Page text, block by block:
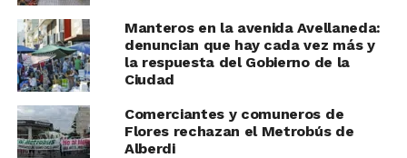
Manteros en la avenida Avellaneda:
denuncian que hay cada vez más y
la respuesta del Gobierno de la
Ciudad
Comerciantes y comuneros de
Flores rechazan el Metrobús de
Alberdi